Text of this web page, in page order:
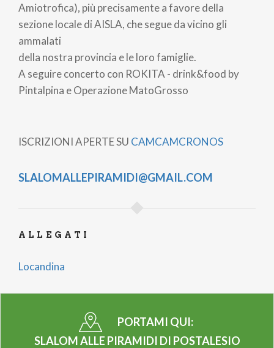
Amiotrofica), più precisamente a favore della
sezione locale di AISLA, che segue da vicino gli
ammalati
della nostra provincia e le loro famiglie.
A seguire concerto con ROKITA - drink&food by
Pintalpina e Operazione MatoGrosso
ISCRIZIONI APERTE SU CAMCAMCRONOS
SLALOMALLEPIRAMIDI@GMAIL.COM
ALLEGATI
Locandina
PORTAMI QUI:
SLALOM ALLE PIRAMIDI DI POSTALESIO